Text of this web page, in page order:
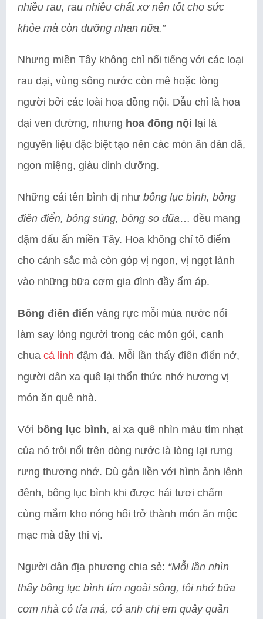
nhiều rau, rau nhiều chất xơ nên tốt cho sức
khỏe mà còn dưỡng nhan nữa.”
Nhưng miền Tây không chỉ nổi tiếng với các loại
rau dại, vùng sông nước còn mê hoặc lòng
người bởi các loài hoa đồng nội. Dẫu chỉ là hoa
dại ven đường, nhưng hoa đồng nội lại là
nguyên liệu đặc biệt tạo nên các món ăn dân dã,
ngon miệng, giàu dinh dưỡng.
Những cái tên bình dị như bông lục bình, bông
điên điển, bông súng, bông so đũa… đều mang
đậm dấu ấn miền Tây. Hoa không chỉ tô điểm
cho cảnh sắc mà còn góp vị ngon, vị ngọt lành
vào những bữa cơm gia đình đầy ấm áp.
Bông điên điển vàng rực mỗi mùa nước nổi
làm say lòng người trong các món gỏi, canh
chua cá linh đậm đà. Mỗi lần thấy điên điển nở,
người dân xa quê lại thổn thức nhớ hương vị
món ăn quê nhà.
Với bông lục bình, ai xa quê nhìn màu tím nhạt
của nó trôi nổi trên dòng nước là lòng lại rưng
rưng thương nhớ. Dù gắn liền với hình ảnh lênh
đênh, bông lục bình khi được hái tươi chấm
cùng mắm kho nóng hổi trở thành món ăn mộc
mạc mà đầy thi vị.
Người dân địa phương chia sẻ: “Mỗi lần nhìn
thấy bông lục bình tím ngoài sông, tôi nhớ bữa
cơm nhà có tía má, có anh chị em quây quần